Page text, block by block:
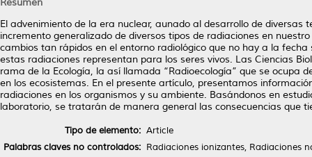
El advenimiento de la era nuclear, aunado al desarrollo de
incremento generalizado de diversos tipos de radiaciones en
cambios tan rápidos en el entorno radiológico que no hay a la
estas radiaciones representan para los seres vivos. Las Ciencias
rama de la Ecología, la así llamada “Radioecología” que se ocupa
en los ecosistemas. En el presente artículo, presentamos
radiaciones en los organismos y su ambiente. Basándonos en
laboratorio, se tratarán de manera general las consecuencias que
Tipo de elemento: Article
Palabras claves no controlados: Radiaciones ionizantes, Radiaciones